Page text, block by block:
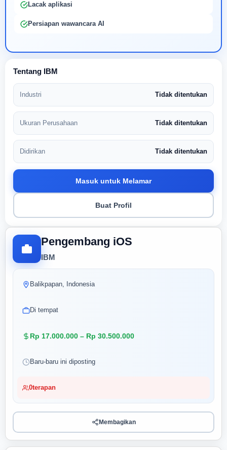
Pengembang iOS
IBM
Balikpapan, Indonesia
Di tempat
Rp 17.000.000 – Rp 30.500.000
Baru-baru ini diposting
0terapan
Membagikan
Lacak aplikasi
Persiapan wawancara AI
Tentang IBM
Industri Tidak ditentukan
Ukuran Perusahaan Tidak ditentukan
Didirikan Tidak ditentukan
Masuk untuk Melamar
Buat Profil